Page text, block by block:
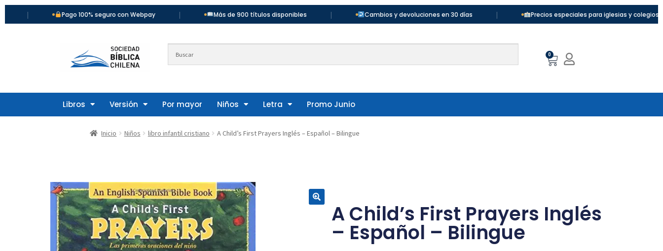
Pago 100% seguro con Webpay | Más de 900 títulos disponibles | Cambios y devoluciones en 30 días | Precios especiales para iglesias y colegios |
0
Libros Versión Por mayor Niños Letra Promo Junio
Inicio Niños libro infantil cristiano A Child’s First Prayers Inglés – Español – Bilingue
A Child’s First Prayers Inglés
– Español – Bilingue